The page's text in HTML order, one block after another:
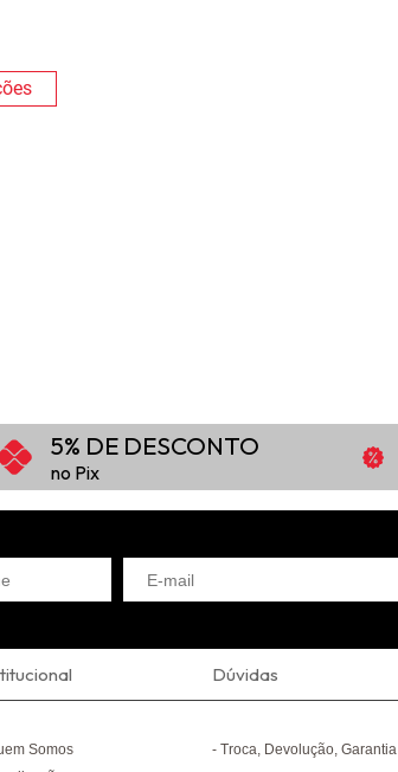
5% DE DESCONTO
no Pix
Somos
Dúvidas
Troca, Devolução, Garantia